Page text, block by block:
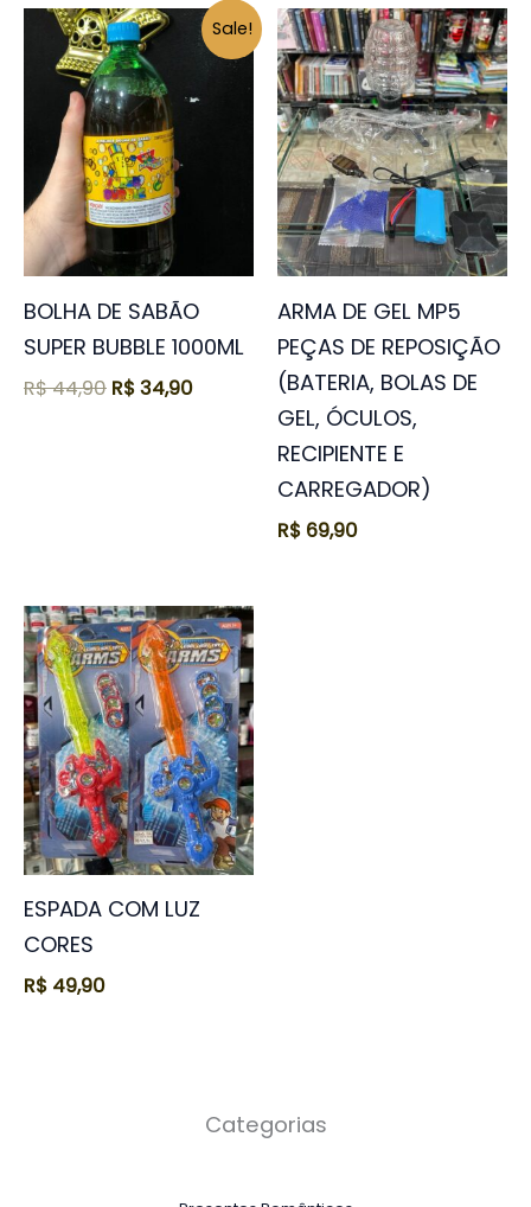
Sale!
BOLHA DE SABÃO
SUPER BUBBLE 1000ML
R$44,90
O
preço
original
era:
R$ 44,90.
R$34,90
O
preço
atual
é:
ARMA DE GEL MP5
PEÇAS DE REPOSIÇÃO
(BATERIA, BOLAS DE
GEL, ÓCULOS,
RECIPIENTE E
CARREGADOR)
R$ 69,90
ESPADA COM LUZ
CORES
R$ 49,90
Categorias